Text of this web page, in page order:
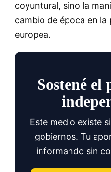
coyuntural, sino la
cambio de época en
europea.
Sostené el
Este medio existe
gobiernos. Tu
informando sin